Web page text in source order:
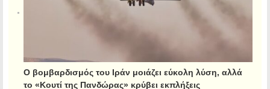
Ο βομβαρδισμός του Ιράν μοιάζει εύκολη λύση, αλλά
το «Κουτί της Πανδώρας» κρύβει εκπλήξεις